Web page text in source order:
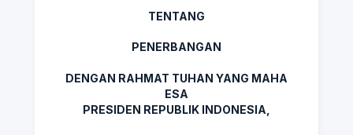
TENTANG
PENERBANGAN
DENGAN RAHMAT TUHAN YANG MAHA
ESA
PRESIDEN REPUBLIK INDONESIA,